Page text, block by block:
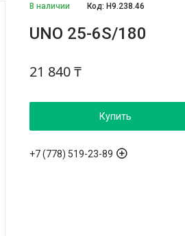
В наличии Код:Н9.238.46
UNO 25-6S/180
21 840 ₸
Купить
+7 (778) 519-23-89